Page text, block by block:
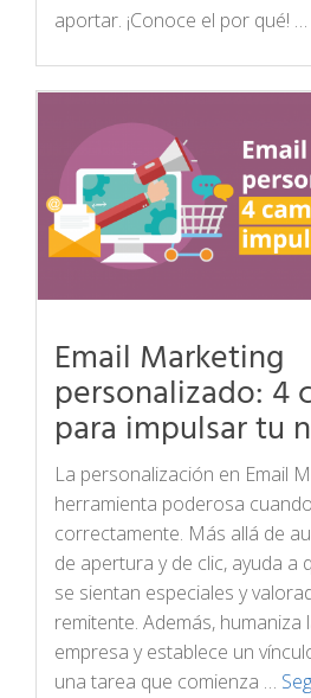
aportar. ¡Conoce el por qué! …
Email Marketing
personalizado: 4
para impulsar tu
La personalización en Email
herramienta poderosa
correctamente. Más allá de
de apertura y de clic, ayuda a
se sientan especiales y
remitente. Además, humaniza
empresa y establece un
una tarea que comienza …